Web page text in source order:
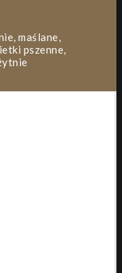
maślane,
pszenne,